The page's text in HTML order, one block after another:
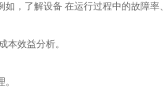
，了解设备 在运行过程中的故障率
本效益分析。